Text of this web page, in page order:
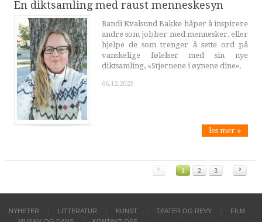
En diktsamling med raust menneskesyn
Randi Kvalsund Bakke håper å inspirere
andre som jobber med mennesker, eller
hjelpe de som trenger å sette ord på
vanskelige følelser med sin nye
diktsamling, «Stjernene i øynene dine».
06.12.2023
les mer »
‹ 1 2 3 ›
NYHETER LITTERATUR KUNST TEATER OG REVY
FILM